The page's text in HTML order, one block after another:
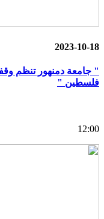
2023-10-18
" جامعة دمنهور تنظم
فلسطين "
12:00